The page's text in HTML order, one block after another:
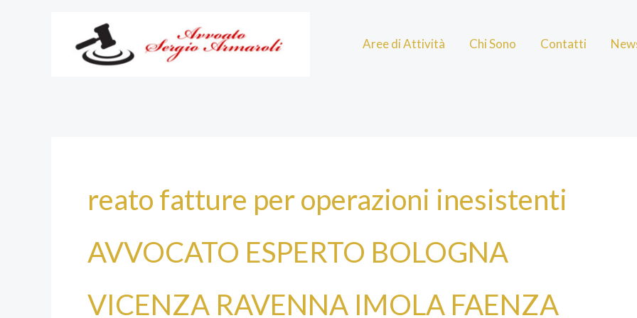
Aree di Attività Chi Sono Contatti
reato fatture per operazioni inesistenti
AVVOCATO ESPERTO BOLOGNA
VICENZA RAVENNA IMOLA FAENZA